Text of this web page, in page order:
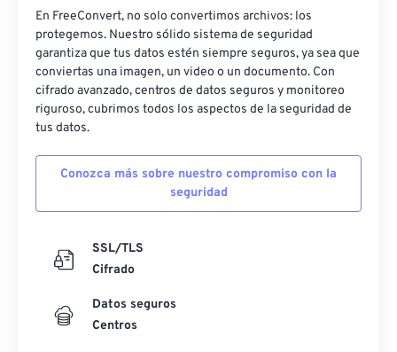
En FreeConvert, no solo convertimos archivos: los
protegemos. Nuestro sólido sistema de seguridad
garantiza que tus datos estén siempre seguros, ya sea que
conviertas una imagen, un video o un documento. Con
cifrado avanzado, centros de datos seguros y monitoreo
riguroso, cubrimos todos los aspectos de la seguridad de
tus datos.
Conozca más sobre nuestro compromiso con la
seguridad
SSL/TLS
Cifrado
Datos seguros
Centros